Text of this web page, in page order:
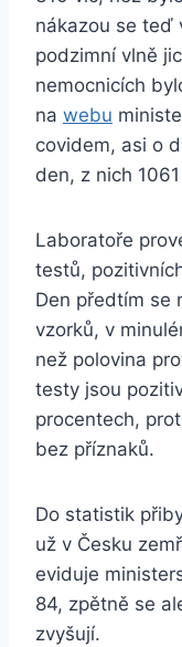
nákazou se teď
podzimní vlně
nemocnicích
na webu
covidem, asi o
den, z nich
Laboratoře
testů,
Den předtím se
vzorků, v
než polovina
testy jsou
procentech,
bez příznaků.
Do statistik
už v Česku
eviduje
84, zpětně se
zvyšují.